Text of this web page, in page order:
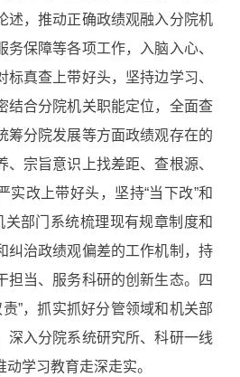
述，推动正确政绩观融入分院机
务保障等各项工作，入脑入心、
标真查上带好头，坚持边学习、
结合分院机关职能定位，全面查
筹分院发展等方面政绩观存在的
、宗旨意识上找差距、查根源、
实改上带好头，坚持“当下改”和
关部门系统梳理现有规章制度和
纠治政绩观偏差的工作机制，持
担当、服务科研的创新生态。四
”，抓实抓好分管领域和机关部
深入分院系统研究所、科研一线
学习教育走深走实。